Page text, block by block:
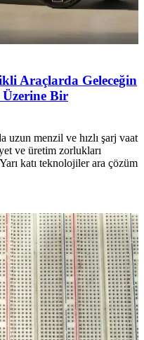
Araçlarda Geleceğin
Bir
uzun menzil ve hızlı şarj vaat
ve üretim zorlukları
katı teknolojiler ara çözüm